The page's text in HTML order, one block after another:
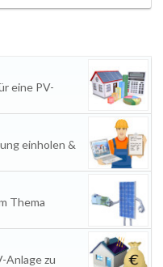
eine PV-
einholen &
Thema
Anlage zu